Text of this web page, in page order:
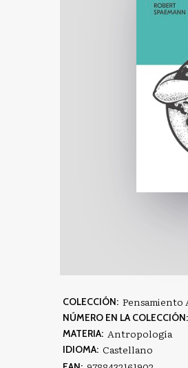
COLECCIÓN: Pensamiento
NÚMERO EN LA COLECCIÓN:
MATERIA: Antropología
IDIOMA: Castellano